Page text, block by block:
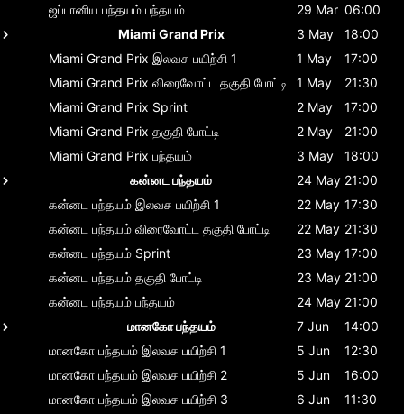
ஜப்பானிய பந்தயம் பந்தயம் 29 Mar 06:00
Miami Grand Prix
3 May
18:00
Miami Grand Prix இலவச பயிற்சி 1 1 May
17:00
Miami Grand Prix விரைவோட்ட தகுதி போட்டி 1 May
21:30
Miami Grand Prix Sprint 2 May
17:00
Miami Grand Prix தகுதி போட்டி 2 May
21:00
Miami Grand Prix பந்தயம் 3 May
18:00
கன்னட பந்தயம்
24 May 21:00
கன்னட பந்தயம் இலவச பயிற்சி 1 22 May 17:30
கன்னட பந்தயம் விரைவோட்ட தகுதி போட்டி 22 May 21:30
கன்னட பந்தயம் Sprint 23 May 17:00
கன்னட பந்தயம் தகுதி போட்டி 23 May 21:00
கன்னட பந்தயம் பந்தயம் 24 May 21:00
மானகோ பந்தயம்
7 Jun
14:00
மானகோ பந்தயம் இலவச பயிற்சி 1 5 Jun
12:30
மானகோ பந்தயம் இலவச பயிற்சி 2 5 Jun
16:00
மானகோ பந்தயம் இலவச பயிற்சி 3 6 Jun
11:30